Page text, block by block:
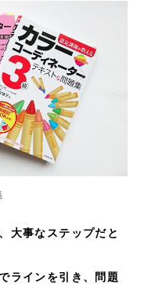
大事なステップだと
ラインを引き、問題